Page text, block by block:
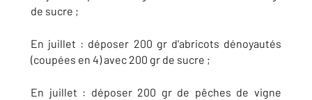
de sucre ;
En juillet : déposer 200 gr d'abricots dénoyautés
(coupées en 4) avec 200 gr de sucre ;
En juillet : déposer 200 gr de pêches de vigne